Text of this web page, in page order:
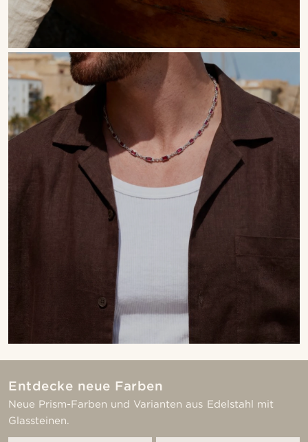
Entdecke neue Farben
Neue Prism-Farben und Varianten aus Edelstahl mit
Glassteinen.